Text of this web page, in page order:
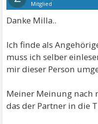
Mitglied
Danke Milla..
Ich finde als
muss ich selber
mir dieser Person
Meiner Meinung nach
das der Partner in die